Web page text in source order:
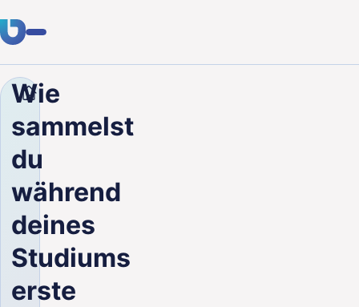
Fachwissen
Kunden
Branchen
Über uns
Karriere
Unternehmen
Wie
sammelst
du
während
deines
Studiums
erste